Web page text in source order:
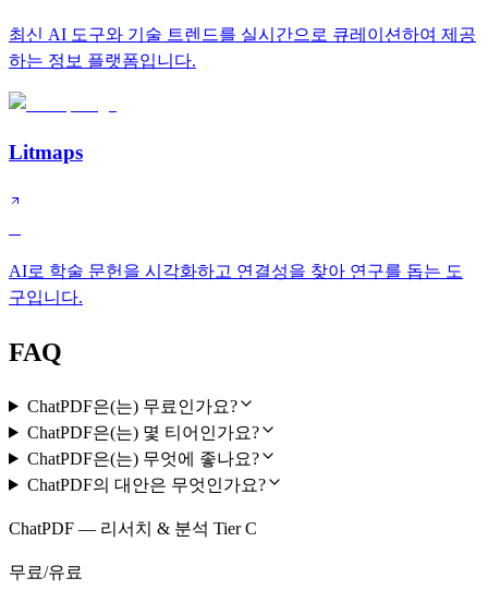
최신 AI 도구와 기술 트렌드를 실시간으로 큐레이션하여 제공
하는 정보 플랫폼입니다.
Litmaps
AI로 학술 문헌을 시각화하고 연결성을 찾아 연구를 돕는 도
구입니다.
FAQ
ChatPDF은(는) 무료인가요?
ChatPDF은(는) 몇 티어인가요?
ChatPDF은(는) 무엇에 좋나요?
ChatPDF의 대안은 무엇인가요?
ChatPDF — 리서치 & 분석 Tier C
무료/유료